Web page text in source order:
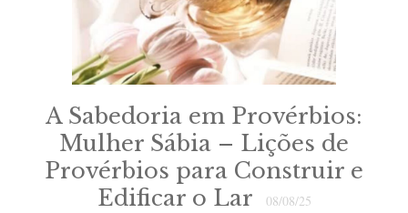
A Sabedoria em Provérbios:
Mulher Sábia – Lições de
Provérbios para Construir e
Edificar o Lar
08/08/25